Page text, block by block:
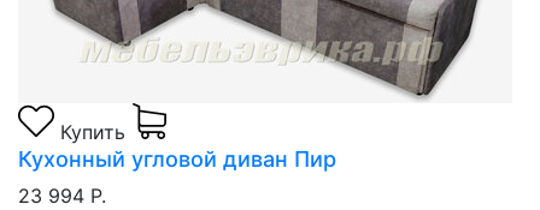
Купить
Кухонный угловой диван Пир
23 994 Р.